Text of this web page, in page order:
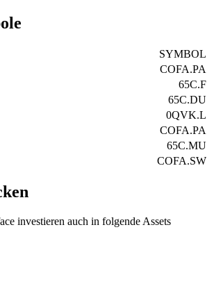
SYMBOL
COFA.PA
65C.F
65C.DU
0QVK.L
COFA.PA
65C.MU
COFA.SW
investieren auch in folgende Assets